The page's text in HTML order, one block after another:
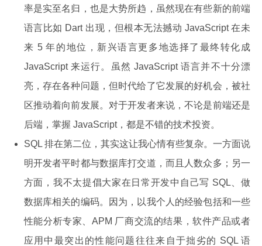
率是实至名归，也是大势所趋，虽然现在有些新的前端
语言比如 Dart 出现，但根本无法撼动 JavaScript 在未
来 5 年的地位，新兴语言更多地选择了最终转化成
JavaScript 来运行。虽然 JavaScript 语言并不十分漂
亮，存在各种问题，但时代给了它发展的好机会，被社
区推动着向前发展。对于开发者来说，不论是前端还是
后端，掌握 JavaScript，都是不错的技术投资。
SQL 排在第二位，其实这让我心情有些复杂。一方面说
明开发者平时都与数据库打交道，而且人数众多；另一
方面，我不太提倡大家在日常开发中自己写 SQL、做
数据库相关的编码。因为，以我个人的经验包括和一些
性能分析专家、APM 厂商交流的结果，软件产品或者
应用中最突出的性能问题往往来自于拙劣的 SQL 语